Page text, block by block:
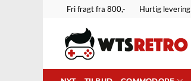
Fortsæt
indhold
Fri fragt fra 800,- Hurtig levering